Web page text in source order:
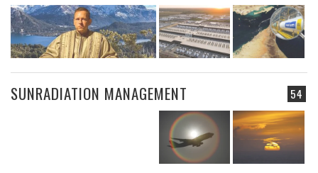
54
SUNRADIATION MANAGEMENT